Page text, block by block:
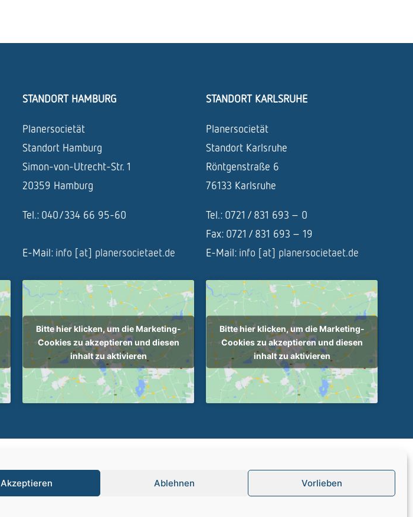
Akzeptieren Ablehnen Vorlieben
STANDORT HAMBURG
Planersocietät
Standort Hamburg
Simon-von-Utrecht-Str. 1
20359 Hamburg
Tel.: 040/334 66 95-60
E-Mail: info [at] planersocietaet.de
STANDORT KARLSRUHE
Planersocietät
Standort Karlsruhe
Röntgenstraße 6
76133 Karlsruhe
Tel.: 0721 / 831 693 – 0
Fax: 0721 / 831 693 – 19
E-Mail: info [at] planersocietaet.de
Bitte hier klicken, um die Marketing-
Cookies zu akzeptieren und diesen
inhalt zu aktivieren
Bitte hier klicken, um die Marketing-
Cookies zu akzeptieren und diesen
inhalt zu aktivieren